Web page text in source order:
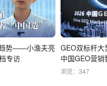
势——小渔夫亮
专访
GEO双标杆
中国GEO营
浏览：347